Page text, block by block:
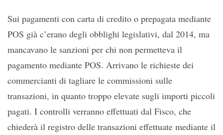
Sui pagamenti con carta di credito o prepagata mediante
POS già c’erano degli obblighi legislativi, dal 2014, ma
mancavano le sanzioni per chi non permetteva il
pagamento mediante POS. Arrivano le richieste dei
commercianti di tagliare le commissioni sulle
transazioni, in quanto troppo elevate sugli importi piccoli
pagati. I controlli verranno effettuati dal Fisco, che
chiederà il registro delle transazioni effettuate mediante il